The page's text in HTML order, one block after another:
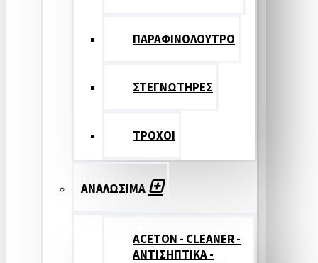
ΠΑΡΑΦΙΝΟΛΟΥΤΡΟ
ΣΤΕΓΝΩΤΗΡΕΣ
ΤΡΟΧΟΙ
ΑΝΑΛΩΣΙΜΑ
ACETON - CLEANER -
ΑΝΤΙΣΗΠΤΙΚΑ -